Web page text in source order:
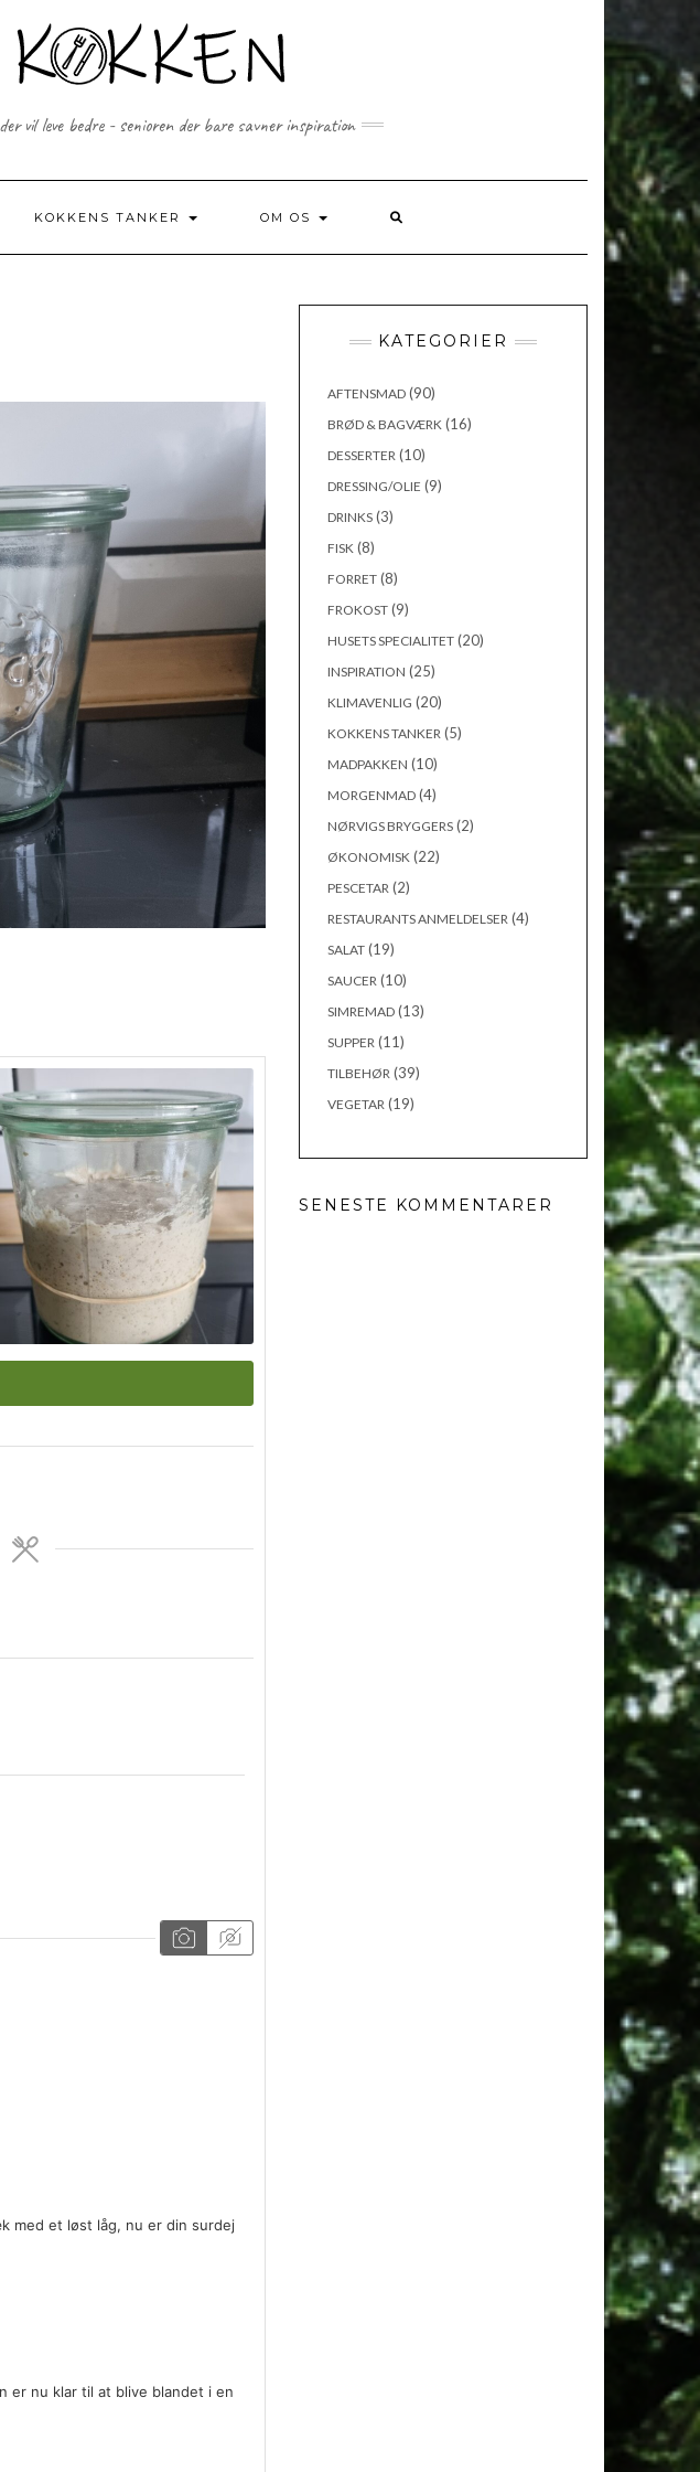
vil leve bedre - senioren der bare savner inspiration
KOKKENS TANKER OM OS
med et løst låg, nu er din surdej
er nu klar til at blive blandet i en
KATEGORIER
AFTENSMAD(90)
BRØD & BAGVÆRK (16)
DESSERTER (10)
DRESSING/OLIE (9)
DRINKS(3)
FISK (8)
FORRET(8)
FROKOST(9)
HUSETS SPECIALITET(20)
INSPIRATION (25)
KLIMAVENLIG (20)
KOKKENS TANKER (5)
MADPAKKEN (10)
MORGENMAD(4)
NØRVIGS BRYGGERS(2)
ØKONOMISK (22)
PESCETAR (2)
RESTAURANTS ANMELDELSER (4)
SALAT(19)
SAUCER (10)
SIMREMAD(13)
SUPPER (11)
TILBEHØR (39)
VEGETAR (19)
SENESTE KOMMENTARER